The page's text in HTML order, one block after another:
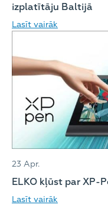
izplatītāju Baltijā
Lasīt vairāk
23 Apr.
ELKO kļūst par XP-
Lasīt vairāk